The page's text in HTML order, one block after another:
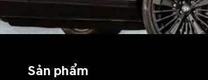
Sản phẩm